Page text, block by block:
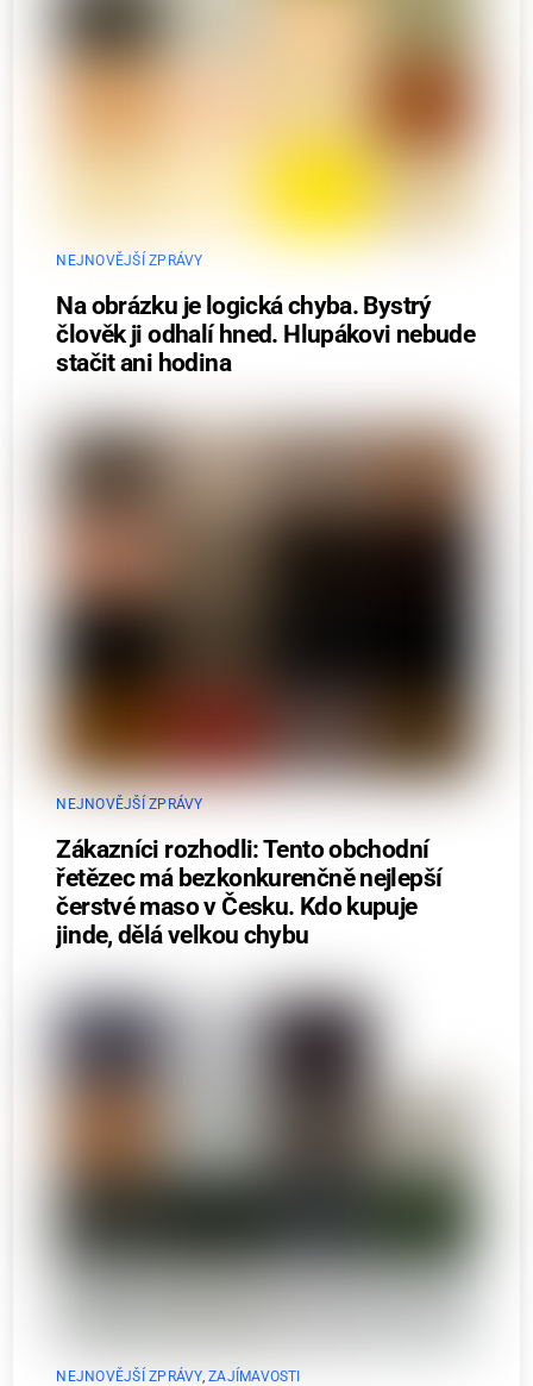
NEJNOVĚJŠÍ ZPRÁVY
Na obrázku je logická chyba. Bystrý
člověk ji odhalí hned. Hlupákovi nebude
stačit ani hodina
NEJNOVĚJŠÍ ZPRÁVY
Zákazníci rozhodli: Tento obchodní
řetězec má bezkonkurenčně nejlepší
čerstvé maso v Česku. Kdo kupuje
jinde, dělá velkou chybu
NEJNOVĚJŠÍ ZPRÁVY,ZAJÍMAVOSTI